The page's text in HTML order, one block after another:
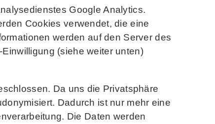
Google Analytics.
Cookies verwendet, die eine
werden auf den Server des
(siehe weiter unten)
Da uns die Privatsphäre
Dadurch ist nur mehr eine
Die Daten werden